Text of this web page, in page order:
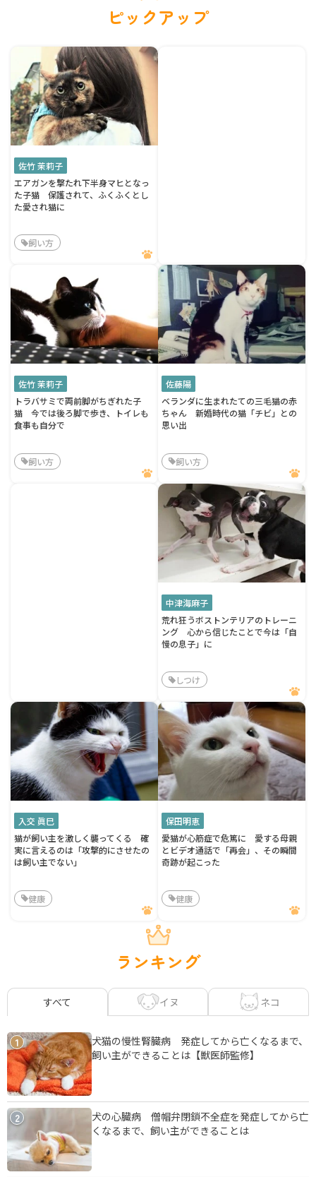
ピックアップ
佐竹 茉莉子
エアガンを撃たれ下半身マヒとなっ
た子猫 保護されて、ふくふくとし
た愛され猫に
飼い方
佐竹 茉莉子
トラバサミで両前脚がちぎれた子
猫 今では後ろ脚で歩き、トイレも
食事も自分で
飼い方
佐藤陽
ベランダに生まれたての三毛猫の赤
ちゃん 新婚時代の猫「チビ」との
思い出
飼い方
中津海麻子
荒れ狂うボストンテリアのトレーニ
ング 心から信じたことで今は「自
慢の息子」に
しつけ
入交 眞巳
猫が飼い主を激しく襲ってくる 確
実に言えるのは「攻撃的にさせたの
は飼い主でない」
健康
保田明恵
愛猫が心筋症で危篤に 愛する母親
とビデオ通話で「再会」、その瞬間
奇跡が起こった
健康
ランキング
すべて イヌ ネコ
1
犬猫の慢性腎臓病 発症してから亡くなるまで、
飼い主ができることは【獣医師監修】
2
犬の心臓病 僧帽弁閉鎖不全症を発症してから亡
くなるまで、飼い主ができることは